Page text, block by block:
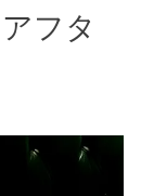
アフタ